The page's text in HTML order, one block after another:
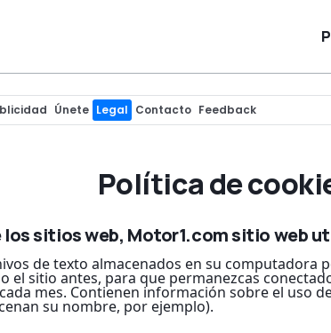
Únete Legal Contacto Feedback
Política de
los sitios web, Motor1.com sitio web
de texto almacenados en su computadora
el sitio antes, para que permanezcas
mes. Contienen información sobre el uso
su nombre, por ejemplo).